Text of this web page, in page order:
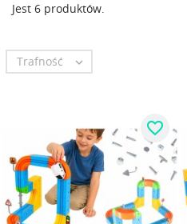
Jest 6 produktów.
Trafność 
favorite_border